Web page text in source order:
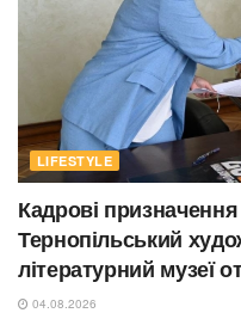
LIFESTYLE
Кадрові призначення
Тернопільський
літературний музеї
04.08.2026